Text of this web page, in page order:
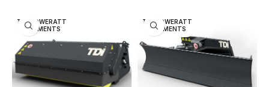
TDI POWERATT
ACHMENTS
TDI POWERATT
ACHMENTS